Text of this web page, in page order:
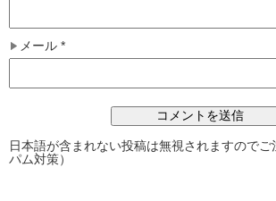
メール *
日本語が含まれない投稿は無視されますのでご
パム対策）